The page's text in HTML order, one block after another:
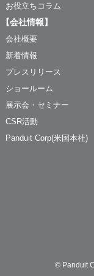
お役立ちコラム
【会社情報】
会社概要
新着情報
プレスリリース
ショールーム
展示会・セミナー
CSR活動
Panduit Corp(米国本社)
© Panduit